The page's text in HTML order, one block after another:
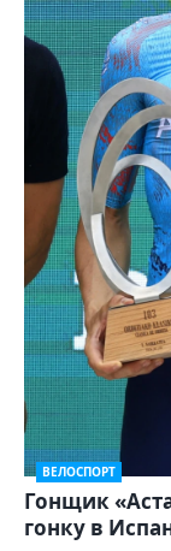
ВЕЛОСПОРТ
Гонщик
гонку в